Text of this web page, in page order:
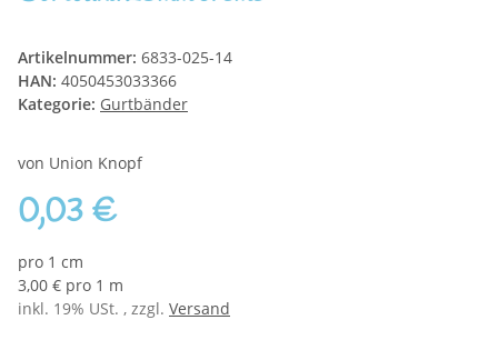
Artikelnummer: 6833-025-14
HAN: 4050453033366
Kategorie: Gurtbänder
von Union Knopf
0,03 €
pro 1 cm
3,00 € pro 1 m
inkl. 19% USt. , zzgl. Versand